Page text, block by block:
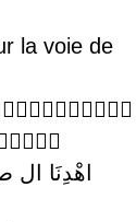
la voie de
اهْدِنَا ال